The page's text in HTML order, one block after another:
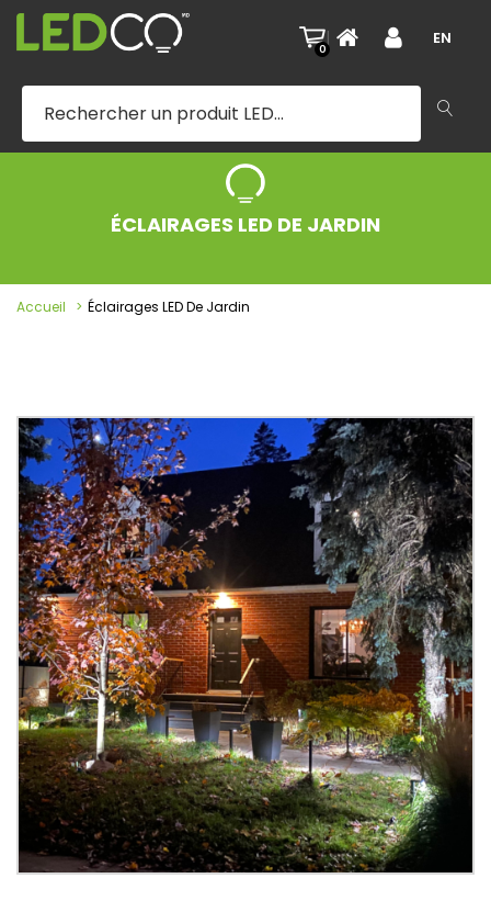
0
| EN
ÉCLAIRAGES LED DE JARDIN
Accueil Éclairages LED De Jardin